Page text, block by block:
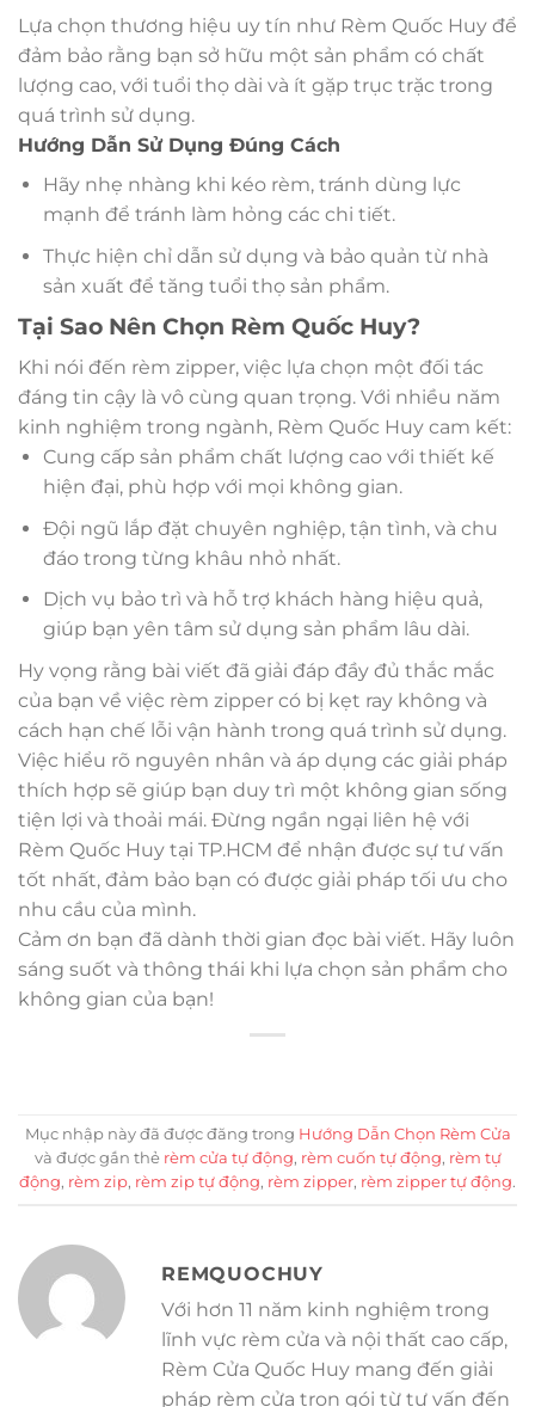
Lựa chọn thương hiệu uy tín như Rèm Quốc Huy để
đảm bảo rằng bạn sở hữu một sản phẩm có chất
lượng cao, với tuổi thọ dài và ít gặp trục trặc trong
quá trình sử dụng.
Hướng Dẫn Sử Dụng Đúng Cách
Hãy nhẹ nhàng khi kéo rèm, tránh dùng lực
mạnh để tránh làm hỏng các chi tiết.
Thực hiện chỉ dẫn sử dụng và bảo quản từ nhà
sản xuất để tăng tuổi thọ sản phẩm.
Tại Sao Nên Chọn Rèm Quốc Huy?
Khi nói đến rèm zipper, việc lựa chọn một đối tác
đáng tin cậy là vô cùng quan trọng. Với nhiều năm
kinh nghiệm trong ngành, Rèm Quốc Huy cam kết:
Cung cấp sản phẩm chất lượng cao với thiết kế
hiện đại, phù hợp với mọi không gian.
Đội ngũ lắp đặt chuyên nghiệp, tận tình, và chu
đáo trong từng khâu nhỏ nhất.
Dịch vụ bảo trì và hỗ trợ khách hàng hiệu quả,
giúp bạn yên tâm sử dụng sản phẩm lâu dài.
Hy vọng rằng bài viết đã giải đáp đầy đủ thắc mắc
của bạn về việc rèm zipper có bị kẹt ray không và
cách hạn chế lỗi vận hành trong quá trình sử dụng.
Việc hiểu rõ nguyên nhân và áp dụng các giải pháp
thích hợp sẽ giúp bạn duy trì một không gian sống
tiện lợi và thoải mái. Đừng ngần ngại liên hệ với
Rèm Quốc Huy tại TP.HCM để nhận được sự tư vấn
tốt nhất, đảm bảo bạn có được giải pháp tối ưu cho
nhu cầu của mình.
Cảm ơn bạn đã dành thời gian đọc bài viết. Hãy luôn
sáng suốt và thông thái khi lựa chọn sản phẩm cho
không gian của bạn!
Mục nhập này đã được đăng trong Hướng Dẫn Chọn Rèm Cửa
và được gắn thẻ rèm cửa tự động, rèm cuốn tự động, rèm tự
động, rèm zip, rèm zip tự động, rèm zipper, rèm zipper tự động.
REMQUOCHUY
Với hơn 11 năm kinh nghiệm trong
lĩnh vực rèm cửa và nội thất cao cấp,
Rèm Cửa Quốc Huy mang đến giải
pháp rèm cửa trọn gói từ tư vấn đến